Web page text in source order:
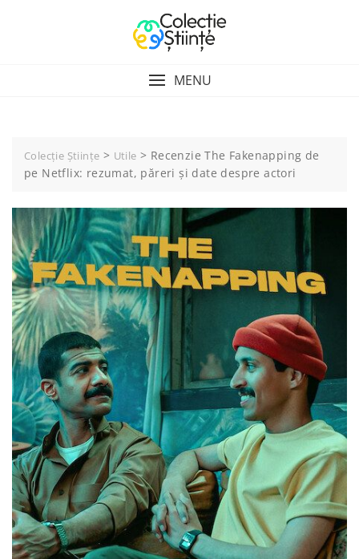
MENU
Colecție Științe > Utile > Recenzie The Fakenapping de
pe Netflix: rezumat, păreri și date despre actori